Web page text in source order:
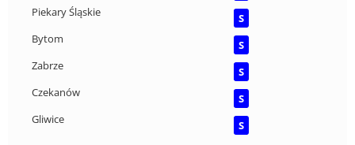
Piekary Śląskie
S
Bytom
S
Zabrze
S
Czekanów
S
Gliwice
S